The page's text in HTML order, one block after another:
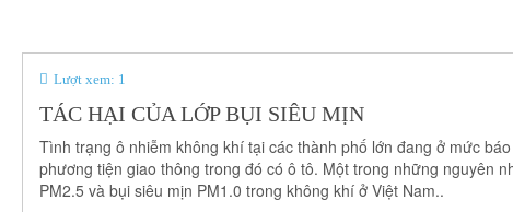
Lượt xem: 1
TÁC HẠI CỦA LỚP BỤI SIÊU MỊN
Tình trạng ô nhiễm không khí tại các thành phố lớn đang ở mức
phương tiện giao thông trong đó có ô tô. Một trong những nguyên
PM2.5 và bụi siêu mịn PM1.0 trong không khí ở Việt Nam..